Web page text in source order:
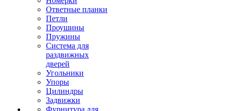
Ответные планки
Петли
Проушины
Пружины
Система для
раздвижных
дверей
Угольники
Упоры
Цилиндры
Задвижки
Фурнитура для